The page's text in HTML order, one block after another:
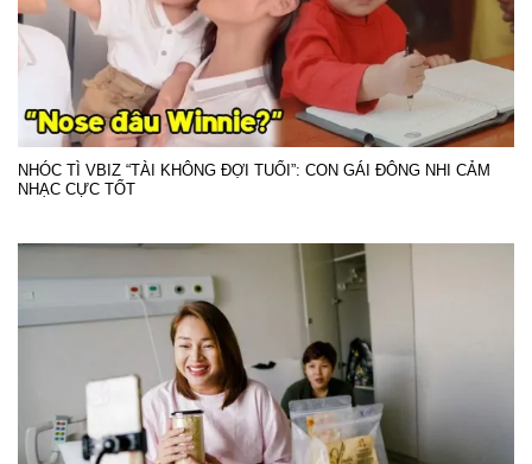
NHÓC TÌ VBIZ “TÀI KHÔNG ĐỢI TUỔI”: CON GÁI ĐÔNG NHI CẢM
NHẠC CỰC TỐT